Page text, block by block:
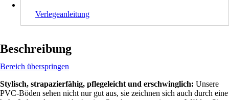
Verlegeanleitung
Beschreibung
Bereich überspringen
Stylisch, strapazierfähig, pflegeleicht und erschwinglich: Unsere
PVC-Böden sehen nicht nur gut aus, sie zeichnen sich auch durch eine